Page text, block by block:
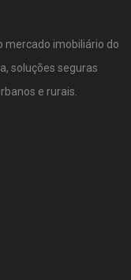
mercado imobiliário do
soluções seguras
e rurais.